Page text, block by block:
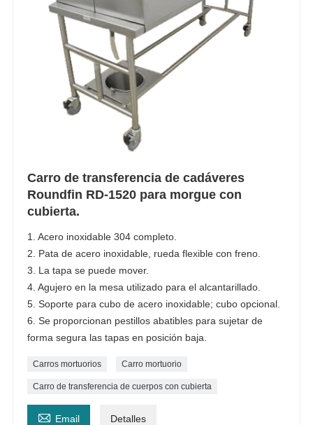
Carro de transferencia de cadáveres
Roundfin RD-1520 para morgue con
cubierta.
1. Acero inoxidable 304 completo.
2. Pata de acero inoxidable, rueda flexible con freno.
3. La tapa se puede mover.
4. Agujero en la mesa utilizado para el alcantarillado.
5. Soporte para cubo de acero inoxidable; cubo opcional.
6. Se proporcionan pestillos abatibles para sujetar de
forma segura las tapas en posición baja.
Carros mortuorios Carro mortuorio
Carro de transferencia de cuerpos con cubierta
 Email Detalles